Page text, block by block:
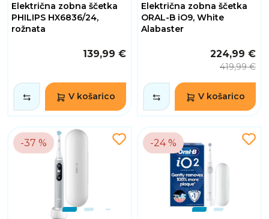
Električna zobna ščetka
PHILIPS HX6836/24,
rožnata
139,99 €
V košarico
Električna zobna ščetka
ORAL-B iO9, White
Alabaster
224,99 €
419,99 €
V košarico
-37 % -24 %